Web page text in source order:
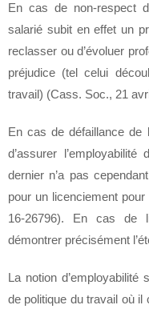
En cas de non-respect
salarié subit en effet un
reclasser ou d’évoluer
préjudice (tel celui
travail) (Cass. Soc., 21
En cas de défaillance de
d’assurer
dernier n’a pas
pour un licenciement
16-26796). En cas de
démontrer précisément
La notion d’employabilité
de politique du travail où il